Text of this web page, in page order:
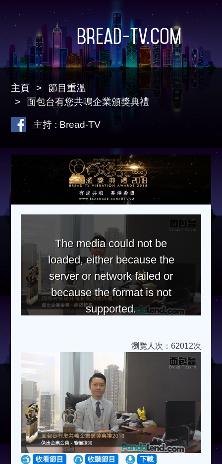
Bread-TV.com
主頁
節目重溫
面包台有您共鳴企業頒獎典禮
主持 : Bread-TV
The media could not be
loaded, either because the
server or network failed or
because the format is not
supported.
瀏覽人次：62012次
收看節目 收聽節目 下載